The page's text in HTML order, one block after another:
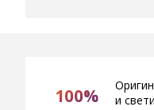
100%
и